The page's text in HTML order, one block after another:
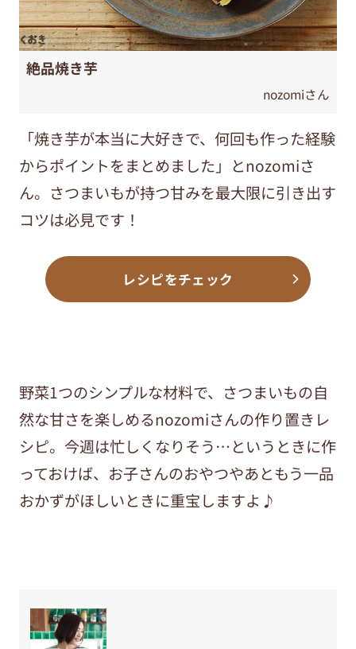
絶品焼き芋
nozomiさん
「焼き芋が本当に大好きで、何回も作った経験
からポイントをまとめました」とnozomiさ
ん。さつまいもが持つ甘みを最大限に引き出す
コツは必見です！
レシピをチェック
野菜1つのシンプルな材料で、さつまいもの自
然な甘さを楽しめるnozomiさんの作り置きレ
シピ。今週は忙しくなりそう…というときに作
っておけば、お子さんのおやつやあともう一品
おかずがほしいときに重宝しますよ♪